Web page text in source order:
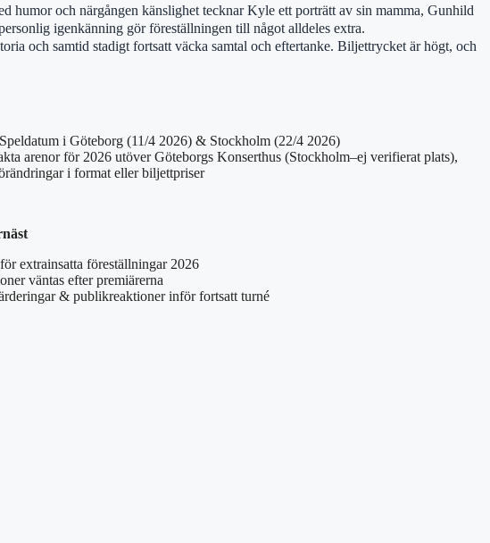
humor och närgången känslighet tecknar Kyle ett porträtt av sin mamma, Gunhild
igenkänning gör föreställningen till något alldeles extra.
och samtid stadigt fortsatt väcka samtal och eftertanke. Biljettrycket är högt, och
Speldatum i Göteborg (11/4 2026) & Stockholm (22/4 2026)
arenor för 2026 utöver Göteborgs Konserthus (Stockholm–ej verifierat plats),
i format eller biljettpriser
extrainsatta föreställningar 2026
väntas efter premiärerna
& publikreaktioner inför fortsatt turné